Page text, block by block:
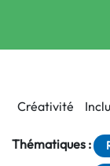
Créativité
Thématiques :